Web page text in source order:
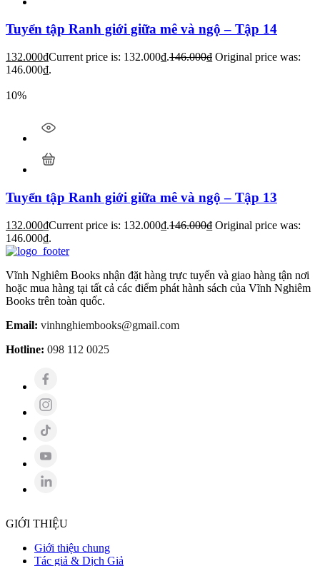
Tuyển tập Ranh giới giữa mê và ngộ – Tập 14
132.000₫Current price is: 132.000₫.146.000₫ Original price was:
146.000₫.
10%
Tuyển tập Ranh giới giữa mê và ngộ – Tập 13
132.000₫Current price is: 132.000₫.146.000₫ Original price was:
146.000₫.
Vĩnh Nghiêm Books nhận đặt hàng trực tuyến và giao hàng tận nơi
hoặc mua hàng tại tất cả các điểm phát hành sách của Vĩnh Nghiêm
Books trên toàn quốc.
Email: vinhnghiembooks@gmail.com
Hotline: 098 112 0025
GIỚI THIỆU
Giới thiệu chung
Tác giả & Dịch Giả